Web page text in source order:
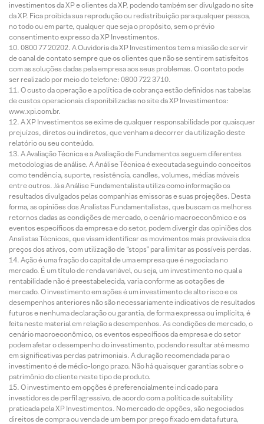
investimentos da XP e clientes da XP, podendo também ser divulgado no site
da XP. Fica proibida sua reprodução ou redistribuição para qualquer pessoa,
no todo ou em parte, qualquer que seja o propósito, sem o prévio
consentimento expresso da XP Investimentos.
0800 77 20202. A Ouvidoria da XP Investimentos tem a missão de servir
de canal de contato sempre que os clientes que não se sentirem satisfeitos
com as soluções dadas pela empresa aos seus problemas. O contato pode
ser realizado por meio do telefone: 0800 722 3710.
O custo da operação e a política de cobrança estão definidos nas tabelas
de custos operacionais disponibilizadas no site da XP Investimentos:
www.xpi.com.br.
A XP Investimentos se exime de qualquer responsabilidade por quaisquer
prejuízos, diretos ou indiretos, que venham a decorrer da utilização deste
relatório ou seu conteúdo.
A Avaliação Técnica e a Avaliação de Fundamentos seguem diferentes
metodologias de análise. A Análise Técnica é executada seguindo conceitos
como tendência, suporte, resistência, candles, volumes, médias móveis
entre outros. Já a Análise Fundamentalista utiliza como informação os
resultados divulgados pelas companhias emissoras e suas projeções. Desta
forma, as opiniões dos Analistas Fundamentalistas, que buscam os melhores
retornos dadas as condições de mercado, o cenário macroeconômico e os
eventos específicos da empresa e do setor, podem divergir das opiniões dos
Analistas Técnicos, que visam identificar os movimentos mais prováveis dos
preços dos ativos, com utilização de “stops” para limitar as possíveis perdas.
Ação é uma fração do capital de uma empresa que é negociada no
mercado. É um título de renda variável, ou seja, um investimento no qual a
rentabilidade não é preestabelecida, varia conforme as cotações de
mercado. O investimento em ações é um investimento de alto risco e os
desempenhos anteriores não são necessariamente indicativos de resultados
futuros e nenhuma declaração ou garantia, de forma expressa ou implícita, é
feita neste material em relação a desempenhos. As condições de mercado, o
cenário macroeconômico, os eventos específicos da empresa e do setor
podem afetar o desempenho do investimento, podendo resultar até mesmo
em significativas perdas patrimoniais. A duração recomendada para o
investimento é de médio-longo prazo. Não há quaisquer garantias sobre o
patrimônio do cliente neste tipo de produto.
O investimento em opções é preferencialmente indicado para
investidores de perfil agressivo, de acordo com a política de suitability
praticada pela XP Investimentos. No mercado de opções, são negociados
direitos de compra ou venda de um bem por preço fixado em data futura,